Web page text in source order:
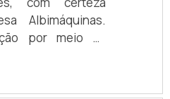
Albimáquinas.
por meio da
da área de
ESTUFA PARA